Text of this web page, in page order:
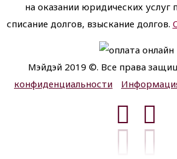
на оказании юридических услуг
списание долгов, взыскание долгов.
Мэйдэй 2019 ©. Все права
конфиденциальности